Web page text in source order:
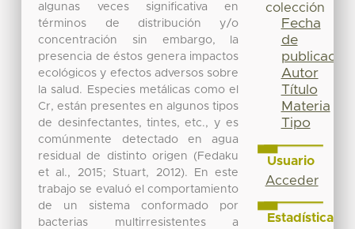
algunas veces significativa en
términos de distribución y/o
concentración sin embargo, la
presencia de éstos genera impactos
ecológicos y efectos adversos sobre
la salud. Especies metálicas como el
Cr, están presentes en algunos tipos
de desinfectantes, tintes, etc., y es
comúnmente detectado en agua
residual de distinto origen (Fedaku
et al., 2015; Stuart, 2012). En este
trabajo se evaluó el comportamiento
de un sistema conformado por
bacterias multirresistentes a
colección
Fecha
de
publicación
Autor
Título
Materia
Tipo
Usuario
Acceder
Estadísticas